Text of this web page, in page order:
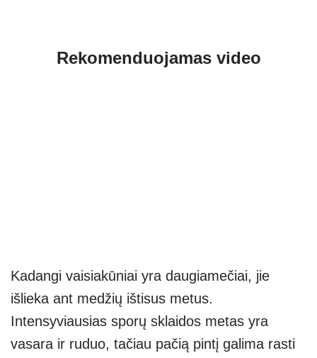
Rekomenduojamas video
Kadangi vaisiakūniai yra daugiamečiai, jie
išlieka ant medžių ištisus metus.
Intensyviausias sporų sklaidos metas yra
vasara ir ruduo, tačiau pačią pintį galima rasti